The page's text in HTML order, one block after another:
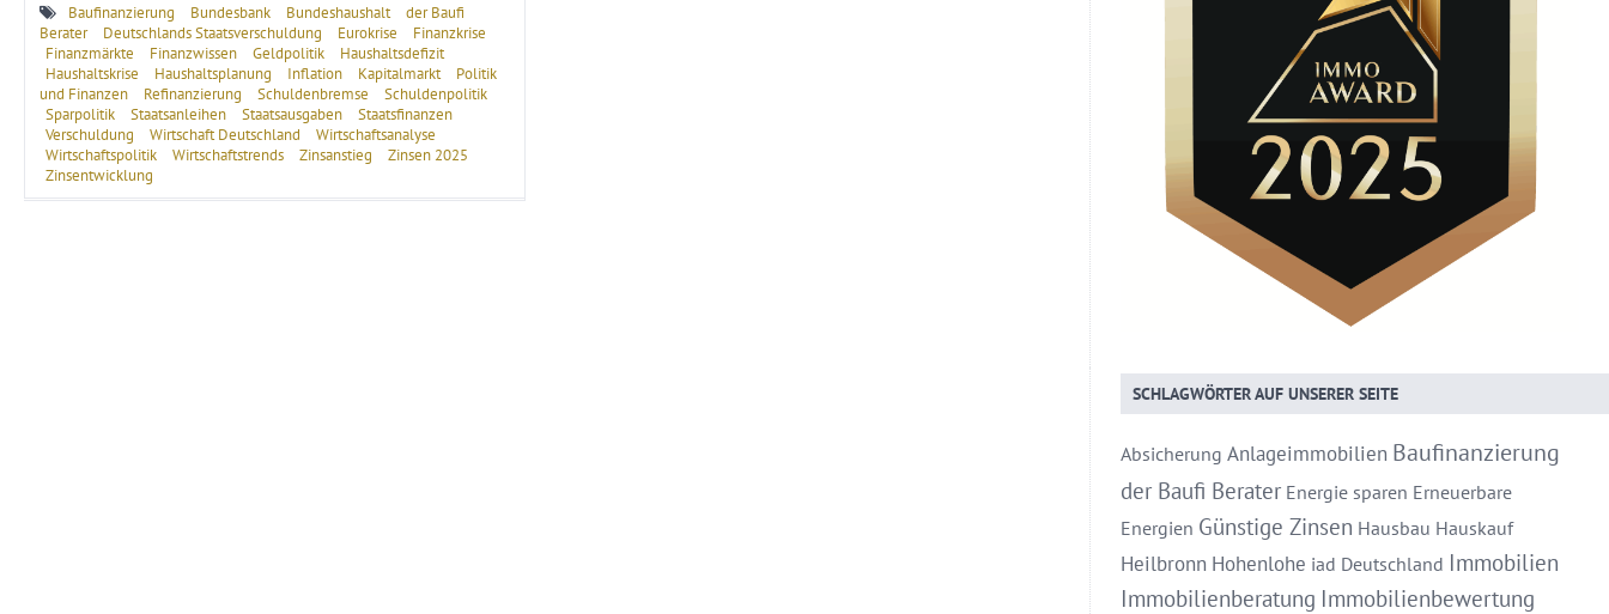
Baufinanzierung
Bundesbank Bundeshaushalt
der Baufi
Berater
Deutschlands Staatsverschuldung Eurokrise
Finanzkrise
Finanzmärkte
Finanzwissen Geldpolitik
Haushaltsdefizit
Haushaltskrise
Haushaltsplanung Inflation Kapitalmarkt
Politik
und Finanzen
Refinanzierung Schuldenbremse
Schuldenpolitik
Sparpolitik
Staatsanleihen Staatsausgaben
Staatsfinanzen
Verschuldung
Wirtschaft Deutschland
Wirtschaftsanalyse
Wirtschaftspolitik
Wirtschaftstrends Zinsanstieg
Zinsen 2025
Zinsentwicklung
SCHLAGWÖRTER AUF UNSERER SEITE
Absicherung Anlageimmobilien Baufinanzierung
der Baufi Berater Energie sparen Erneuerbare
Energien Günstige Zinsen Hausbau Hauskauf
Heilbronn Hohenlohe iad Deutschland Immobilien
Immobilienberatung Immobilienbewertung